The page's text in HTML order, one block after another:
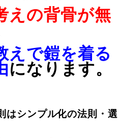
えの背骨が無
えで鎧を着る
になります。
はシンプル化の法則・選